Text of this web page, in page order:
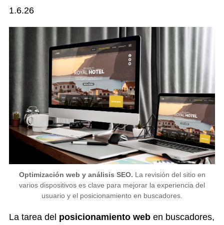
1.6.26
Optimización web y análisis SEO. La revisión del sitio en
varios dispositivos es clave para mejorar la experiencia del
usuario y el posicionamiento en buscadores.
La tarea del posicionamiento weben buscadores,